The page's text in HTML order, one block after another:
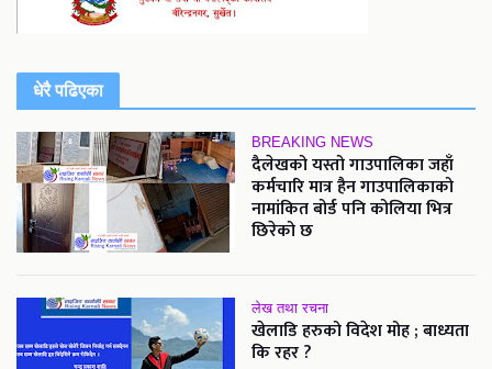
धेरै पढिएका
BREAKING NEWS
दैलेखको यस्तो गाउपालिका जहाँ
कर्मचारि मात्र हैन गाउपालिकाको
नामांकित बोर्ड पनि कोलिया भित्र
छिरेको छ
लेख तथा रचना
खेलाडि हरुको विदेश मोह ; बाध्यता
कि रहर ?